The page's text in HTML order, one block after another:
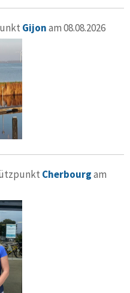
Gijonam 08.08.2026
Cherbourgam